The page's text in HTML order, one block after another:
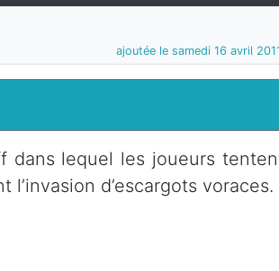
ajoutée le samedi 16 avril
dans lequel les joueurs
d’escargots voraces.